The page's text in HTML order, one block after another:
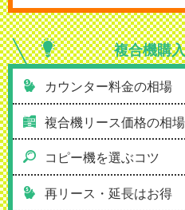
複合機購
カウンター料金の相場
複合機リース価格の相場
コピー機を選ぶコツ
再リース・延長はお得